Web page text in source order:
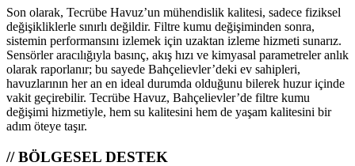
Son olarak, Tecrübe Havuz’un mühendislik kalitesi, sadece fiziksel
değişikliklerle sınırlı değildir. Filtre kumu değişiminden sonra,
sistemin performansını izlemek için uzaktan izleme hizmeti sunarız.
Sensörler aracılığıyla basınç, akış hızı ve kimyasal parametreler anlık
olarak raporlanır; bu sayede Bahçelievler’deki ev sahipleri,
havuzlarının her an en ideal durumda olduğunu bilerek huzur içinde
vakit geçirebilir. Tecrübe Havuz, Bahçelievler’de filtre kumu
değişimi hizmetiyle, hem su kalitesini hem de yaşam kalitesini bir
adım öteye taşır.
// BÖLGESEL DESTEK